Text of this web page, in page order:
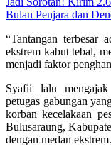
Bulan Penjara dan
“Tantangan terbesar
ekstrem kabut tebal,
menjadi faktor
Syafii lalu mengajak
petugas gabungan
korban kecelakaan
Bulusaraung,
dengan medan ekstrem.